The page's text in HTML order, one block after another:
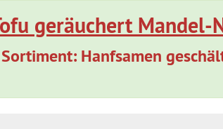
geräuchert
Hanfsamen